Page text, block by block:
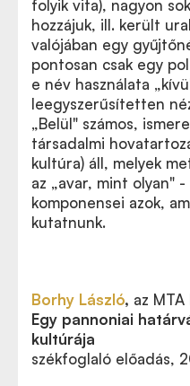
folyik vita), nagyon
hozzájuk, ill. került
valójában egy
pontosan csak egy
e név használata
leegyszerűsítetten
„Belül" számos,
társadalmi
kultúra) áll, melyek
az „avar, mint olyan"
komponensei azok,
kutatnunk.
Borhy László, az
Egy pannoniai
kultúrája
székfoglaló előadás,